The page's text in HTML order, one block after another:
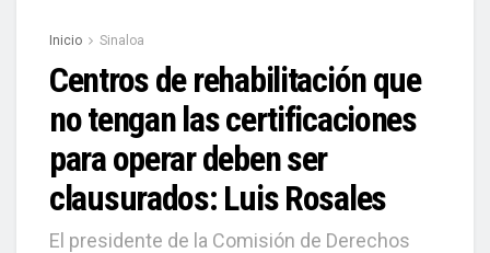
Inicio Sinaloa
Centros de rehabilitación que
no tengan las certificaciones
para operar deben ser
clausurados: Luis Rosales
El presidente de la Comisión de Derechos